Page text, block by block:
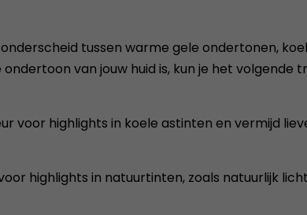
tussen warme gele ondertonen,
van jouw huid is, kun je het volgende
voor highlights in koele astinten en vermijd
highlights in natuurtinten, zoals natuurlijk